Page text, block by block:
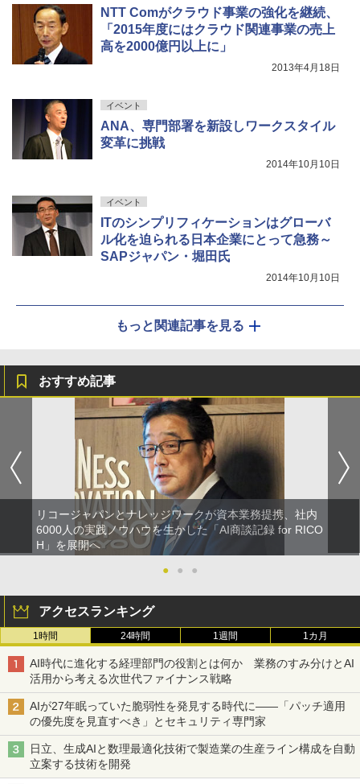
NTT Comがクラウド事業の強化を継続、
「2015年度にはクラウド関連事業の売上
高を2000億円以上に」
2013年4月18日
イベント
ANA、専門部署を新設しワークスタイル
変革に挑戦
2014年10月10日
イベント
ITのシンプリフィケーションはグローバ
ル化を迫られる日本企業にとって急務～
SAPジャパン・堀田氏
2014年10月10日
もっと関連記事を見る
おすすめ記事
リコージャパンとナレッジワークが資本業務提携、社内
6000人の実践ノウハウを生かした「AI商談記録 for RICO
H」を展開へ
●
● ●
アクセスランキング
1時間 24時間 1週間 1カ月
AI時代に進化する経理部門の役割とは何か 業務のすみ分けとAI
活用から考える次世代ファイナンス戦略
AIが27年眠っていた脆弱性を発見する時代に――「パッチ適用
の優先度を見直すべき」とセキュリティ専門家
日立、生成AIと数理最適化技術で製造業の生産ライン構成を自動
立案する技術を開発